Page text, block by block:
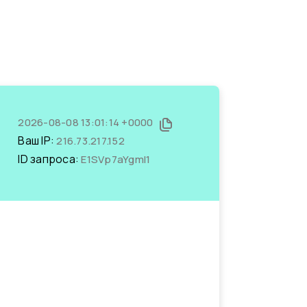
2026-08-08 13:01:14 +0000
Ваш IP:216.73.217.152
ID запроса:E1SVp7aYgmI1